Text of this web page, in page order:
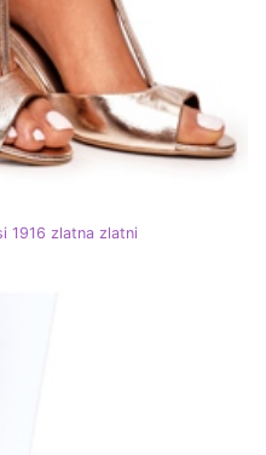
1916 zlatna zlatni